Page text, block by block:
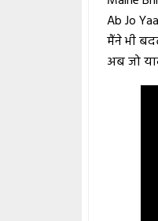
Ab Jo
मैंने भी
अब जो